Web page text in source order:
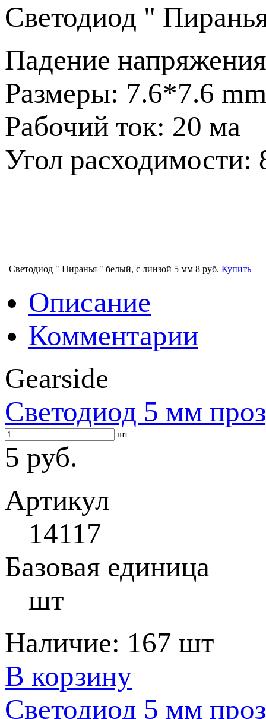
Светодиод "
Падение
Размеры: 7.6*7.6 mm
Рабочий ток: 20 ма
Угол расходимости:
Светодиод " Пиранья " белый, с линзой 5 мм 8 руб. Купить
Описание
Комментарии
Gearside
Светодиод 5 мм
шт
5 руб.
Артикул
14117
Базовая единица
шт
Наличие: 167 шт
В корзину
Светодиод 5 мм